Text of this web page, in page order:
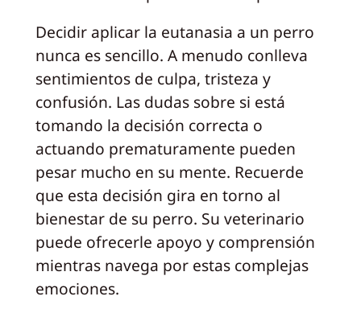
Decidir aplicar la eutanasia a un perro
nunca es sencillo. A menudo conlleva
sentimientos de culpa, tristeza y
confusión. Las dudas sobre si está
tomando la decisión correcta o
actuando prematuramente pueden
pesar mucho en su mente. Recuerde
que esta decisión gira en torno al
bienestar de su perro. Su veterinario
puede ofrecerle apoyo y comprensión
mientras navega por estas complejas
emociones.